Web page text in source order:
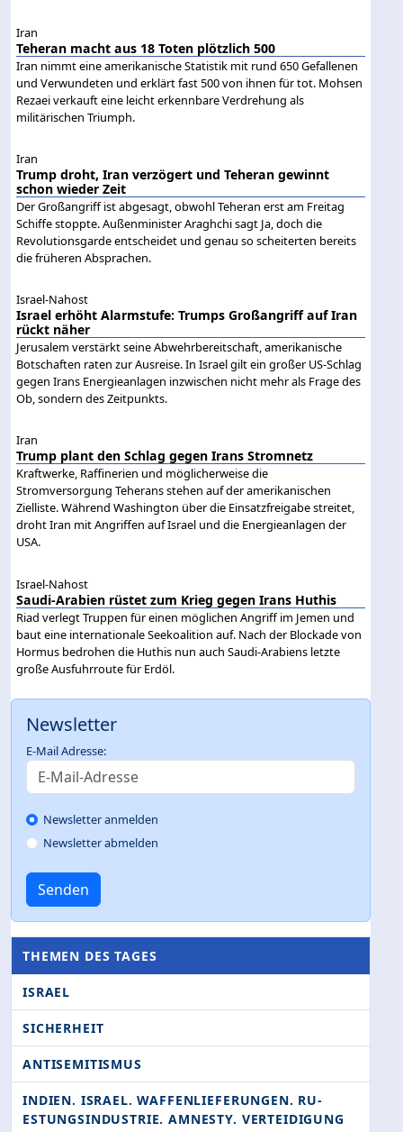
Iran
Teheran macht aus 18 Toten plötzlich 500
Iran nimmt eine amerikanische Statistik mit rund 650 Gefallenen
und Verwundeten und erklärt fast 500 von ihnen für tot. Mohsen
Rezaei verkauft eine leicht erkennbare Verdrehung als
militärischen Triumph.
Iran
Trump droht, Iran verzögert und Teheran gewinnt
schon wieder Zeit
Der Großangriff ist abgesagt, obwohl Teheran erst am Freitag
Schiffe stoppte. Außenminister Araghchi sagt Ja, doch die
Revolutionsgarde entscheidet und genau so scheiterten bereits
die früheren Absprachen.
Israel-Nahost
Israel erhöht Alarmstufe: Trumps Großangriff auf Iran
rückt näher
Jerusalem verstärkt seine Abwehrbereitschaft, amerikanische
Botschaften raten zur Ausreise. In Israel gilt ein großer US-Schlag
gegen Irans Energieanlagen inzwischen nicht mehr als Frage des
Ob, sondern des Zeitpunkts.
Iran
Trump plant den Schlag gegen Irans Stromnetz
Kraftwerke, Raffinerien und möglicherweise die
Stromversorgung Teherans stehen auf der amerikanischen
Zielliste. Während Washington über die Einsatzfreigabe streitet,
droht Iran mit Angriffen auf Israel und die Energieanlagen der
USA.
Israel-Nahost
Saudi-Arabien rüstet zum Krieg gegen Irans Huthis
Riad verlegt Truppen für einen möglichen Angriff im Jemen und
baut eine internationale Seekoalition auf. Nach der Blockade von
Hormus bedrohen die Huthis nun auch Saudi-Arabiens letzte
große Ausfuhrroute für Erdöl.
Newsletter
E-Mail Adresse:
Newsletter anmelden
Newsletter abmelden
Senden
THEMEN DES TAGES
ISRAEL
SICHERHEIT
ANTISEMITISMUS
INDIEN. ISRAEL. WAFFENLIEFERUNGEN. RU­
ESTUNGSINDUSTRIE. AMNESTY. VERTEIDIGUNG